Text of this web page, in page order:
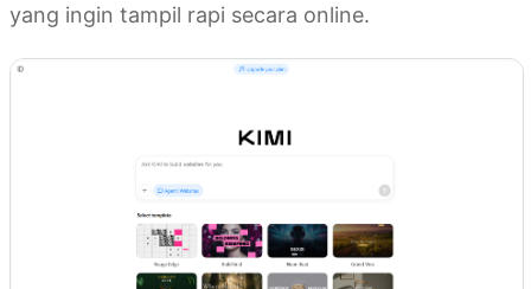
yang ingin tampil rapi secara online.